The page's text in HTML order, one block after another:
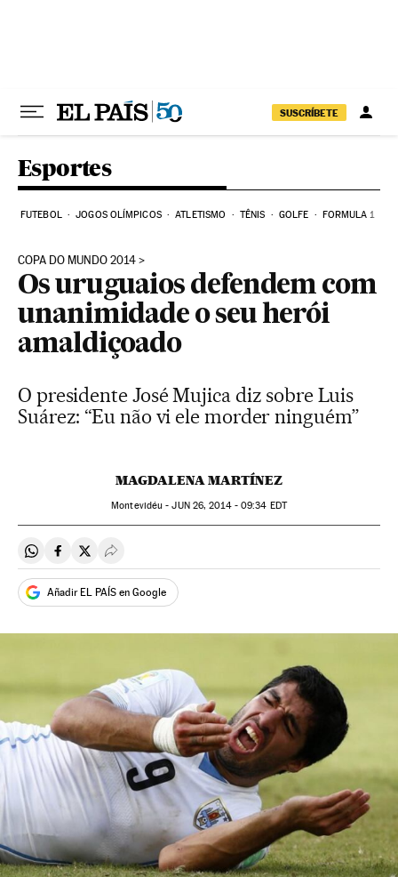
SUSCRÍBETE
Esportes
FUTEBOL JOGOS OLÍMPICOS ATLETISMO TÊNIS GOLFE FORMULA 1
COPA DO MUNDO 2014
Os uruguaios defendem com
unanimidade o seu herói
amaldiçoado
O presidente José Mujica diz sobre Luis
Suárez: “Eu não vi ele morder ninguém”
MAGDALENA MARTÍNEZ
Montevidéu -JUN26, 2014 - 09:34 EDT
Compartir en Whatsapp
Compartir en Facebook
Compartir en Twitter
Desplegar Redes Sociales
Añadir EL PAÍS en Google